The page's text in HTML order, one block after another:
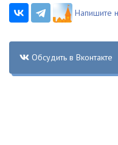
Напишите
Обсудить в Вконтакте